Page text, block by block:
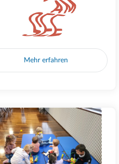
Mehr erfahren